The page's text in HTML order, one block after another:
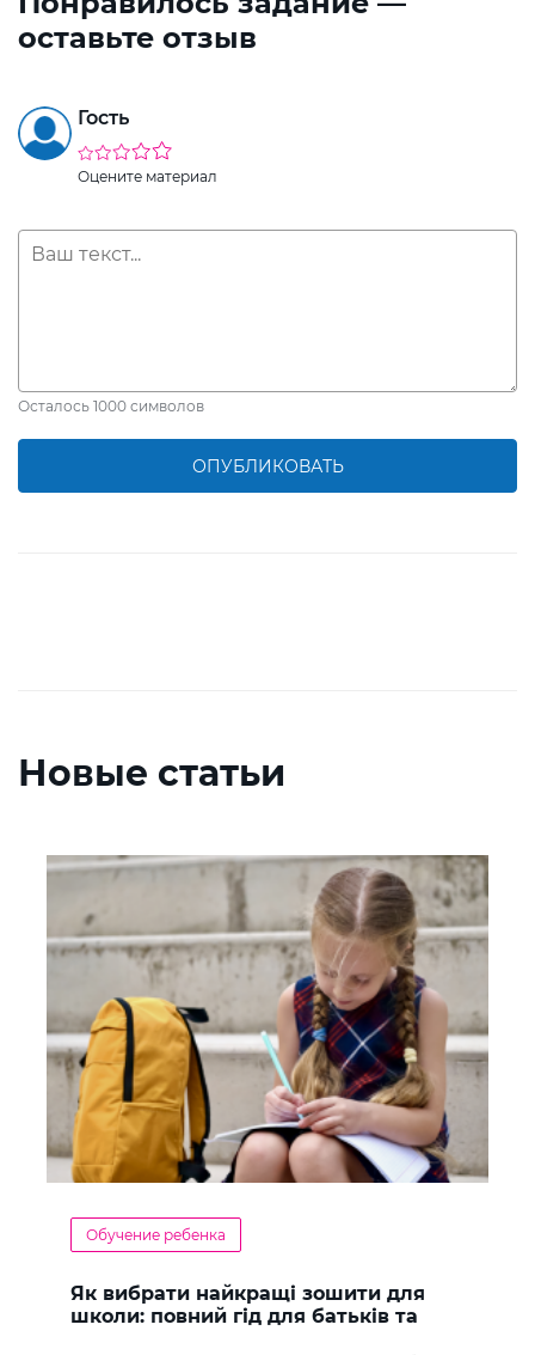
оставьте отзыв
Гость
Оцените материал
Осталось 1000 символов
ОПУБЛИКОВАТЬ
Новые статьи
Обучение ребенка
Як вибрати найкращі зошити для
школи: повний гід для батьків та